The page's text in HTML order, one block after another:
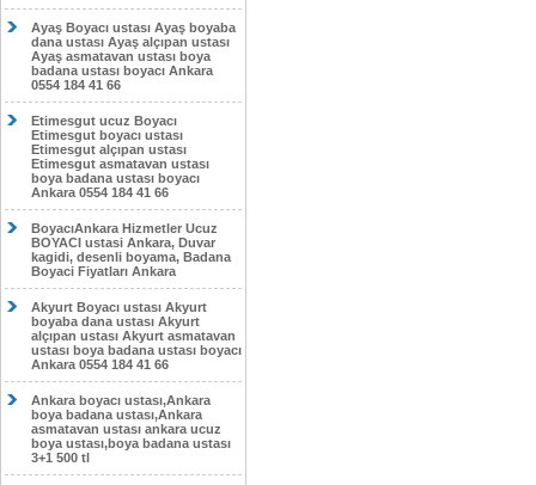
Ayaş Boyacı ustası Ayaş boyaba
dana ustası Ayaş alçıpan ustası
Ayaş asmatavan ustası boya
badana ustası boyacı Ankara
0554 184 41 66
Etimesgut ucuz Boyacı
Etimesgut boyacı ustası
Etimesgut alçıpan ustası
Etimesgut asmatavan ustası
boya badana ustası boyacı
Ankara 0554 184 41 66
BoyacıAnkara Hizmetler Ucuz
BOYACI ustasi Ankara, Duvar
kagidi, desenli boyama, Badana
Boyaci Fiyatları Ankara
Akyurt Boyacı ustası Akyurt
boyaba dana ustası Akyurt
alçıpan ustası Akyurt asmatavan
ustası boya badana ustası boyacı
Ankara 0554 184 41 66
Ankara boyacı ustası,Ankara
boya badana ustası,Ankara
asmatavan ustası ankara ucuz
boya ustası,boya badana ustası
3+1 500 tl